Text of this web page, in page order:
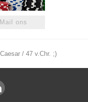
ons
/ 47 v.Chr. ;)